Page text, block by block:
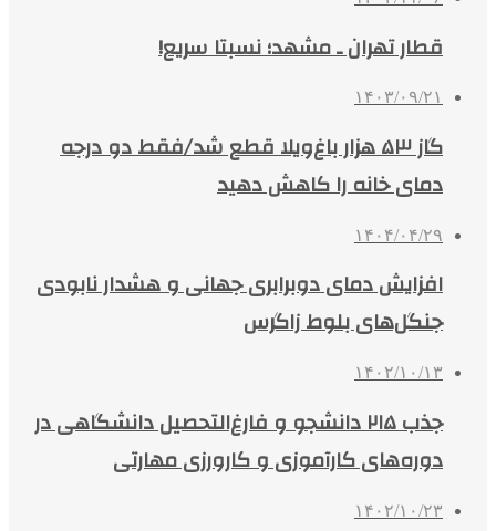
قطار تهران ـ مشهد؛ نسبتا سریع!
۱۴۰۳/۰۹/۲۱
گاز ۵۳ هزار باغ‌ویلا قطع شد/فقط دو درجه
دمای خانه را کاهش دهید
۱۴۰۴/۰۴/۲۹
افزایش دمای دوبرابری جهانی و هشدار نابودی
جنگل‌های بلوط زاگرس
۱۴۰۲/۱۰/۱۳
جذب ۲۱۵ دانشجو و فارغ‌التحصیل دانشگاهی در
دوره‌های کارآموزی و کارورزی مهارتی
۱۴۰۲/۱۰/۲۳